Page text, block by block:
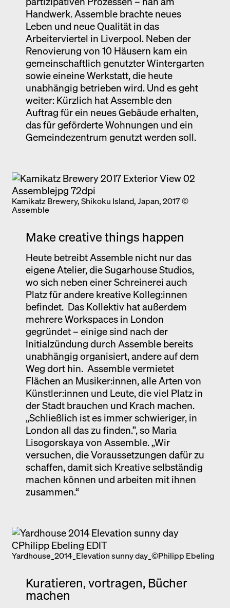
Handwerk. Assemble brachte neues
Leben und neue Qualität in das
Arbeiterviertel in Liverpool. Neben der
Renovierung von 10 Häusern kam ein
gemeinschaftlich genutzter Wintergarten
sowie eineine Werkstatt, die heute
unabhängig betrieben wird. Und es geht
weiter: Kürzlich hat Assemble den
Auftrag für ein neues Gebäude erhalten,
das für geförderte Wohnungen und ein
Gemeindezentrum genutzt werden soll.
Kamikatz Brewery, Shikoku Island, Japan, 2017 ©
Assemble
Make creative things happen
Heute betreibt Assemble nicht nur das
eigene Atelier, die Sugarhouse Studios,
wo sich neben einer Schreinerei auch
Platz für andere kreative Kolleg:innen
befindet. Das Kollektiv hat außerdem
mehrere Workspaces in London
gegründet – einige sind nach der
Initialzündung durch Assemble bereits
unabhängig organisiert, andere auf dem
Weg dort hin. Assemble vermietet
Flächen an Musiker:innen, alle Arten von
Künstler:innen und Leute, die viel Platz in
der Stadt brauchen und Krach machen.
„Schließlich ist es immer schwieriger, in
London all das zu finden.”, so Maria
Lisogorskaya von Assemble. „Wir
versuchen, die Voraussetzungen dafür zu
schaffen, damit sich Kreative selbständig
machen können und arbeiten mit ihnen
zusammen.“
Yardhouse_2014_Elevation sunny day_©Philipp Ebeling
Kuratieren, vortragen, Bücher
machen